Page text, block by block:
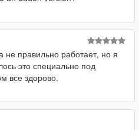
не правильно работает, но я
это специально под
все здорово.